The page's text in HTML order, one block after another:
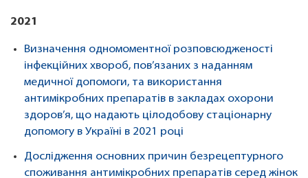
2021
Визначення одномоментної розповсюдженості
інфекційних хвороб, пов’язаних з наданням
медичної допомоги, та використання
антимікробних препаратів в закладах охорони
здоров’я, що надають цілодобову стаціонарну
допомогу в Україні в 2021 році
Дослідження основних причин безрецептурного
споживання антимікробних препаратів серед жінок